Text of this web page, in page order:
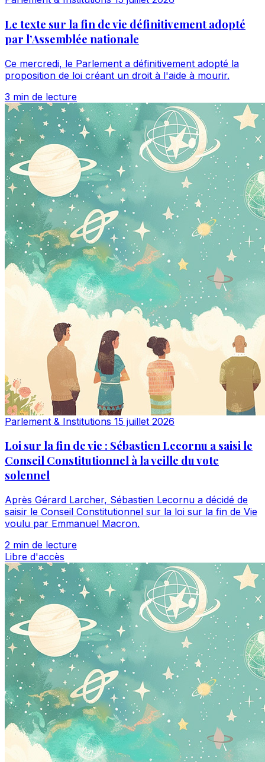
Le texte sur la fin de vie définitivement adopté
par l’Assemblée nationale
Ce mercredi, le Parlement a définitivement adopté la
proposition de loi créant un droit à l'aide à mourir.
3 min de lecture
Parlement & Institutions 15 juillet 2026
Loi sur la fin de vie : Sébastien Lecornu a saisi le
Conseil Constitutionnel à la veille du vote
solennel
Après Gérard Larcher, Sébastien Lecornu a décidé de
saisir le Conseil Constitutionnel sur la loi sur la fin de Vie
voulu par Emmanuel Macron.
2 min de lecture
Libre d'accès